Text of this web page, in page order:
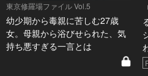
東京修羅場ファイル Vol.5
幼少期から毒親に苦しむ27歳
女。母親から浴びせられた、気
持ち悪すぎる一言とは